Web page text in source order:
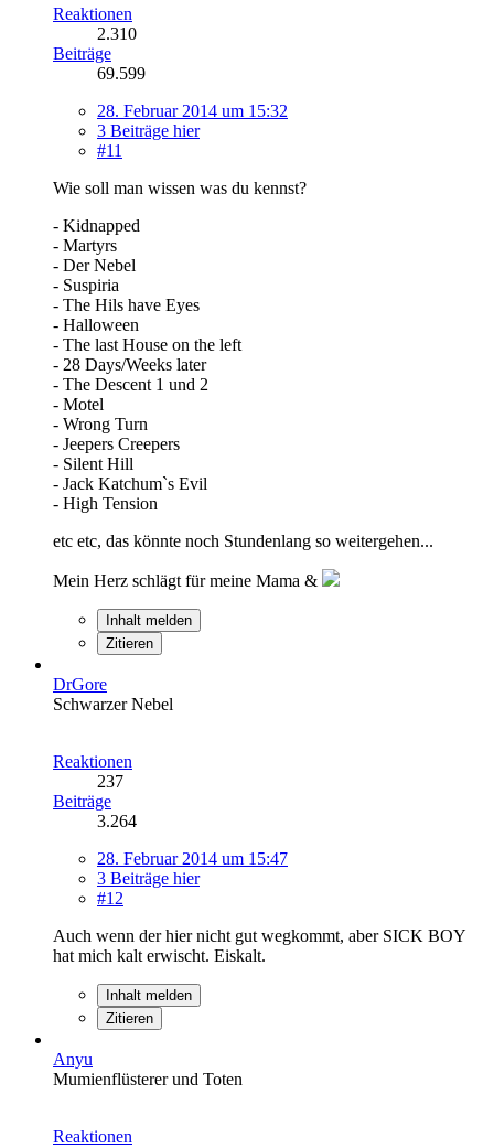
Reaktionen
2.310
Beiträge
69.599
28. Februar 2014 um 15:32
3 Beiträge hier
#11
Wie soll man wissen was du kennst?
- Kidnapped
- Martyrs
- Der Nebel
- Suspiria
- The Hils have Eyes
- Halloween
- The last House on the left
- 28 Days/Weeks later
- The Descent 1 und 2
- Motel
- Wrong Turn
- Jeepers Creepers
- Silent Hill
- Jack Katchum`s Evil
- High Tension
etc etc, das könnte noch Stundenlang so weitergehen...
Mein Herz schlägt für meine Mama &
Inhalt melden
Zitieren
DrGore
Schwarzer Nebel
Reaktionen
237
Beiträge
3.264
28. Februar 2014 um 15:47
3 Beiträge hier
#12
Auch wenn der hier nicht gut wegkommt, aber SICK BOY
hat mich kalt erwischt. Eiskalt.
Inhalt melden
Zitieren
Anyu
Mumienflüsterer und Toten
Reaktionen